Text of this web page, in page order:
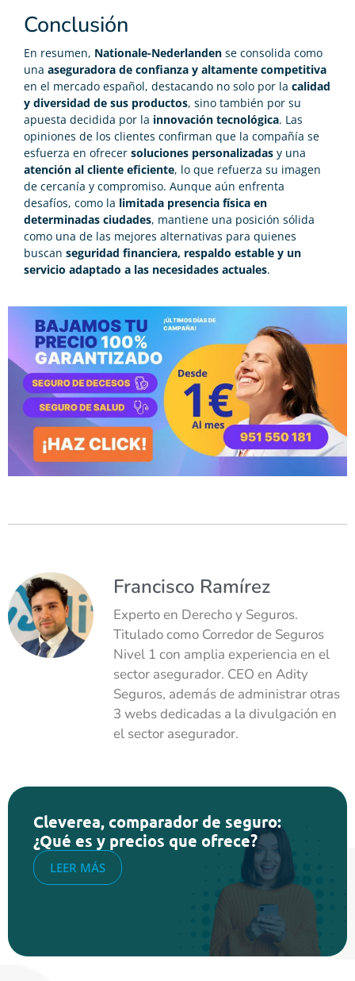
Conclusión
En resumen, Nationale-Nederlanden se consolida como
una aseguradora de confianza y altamente competitiva
en el mercado español, destacando no solo por la calidad
y diversidad de sus productos, sino también por su
apuesta decidida por la innovación tecnológica. Las
opiniones de los clientes confirman que la compañía se
esfuerza en ofrecer soluciones personalizadas y una
atención al cliente eficiente, lo que refuerza su imagen
de cercanía y compromiso. Aunque aún enfrenta
desafíos, como la limitada presencia física en
determinadas ciudades, mantiene una posición sólida
como una de las mejores alternativas para quienes
buscan seguridad financiera, respaldo estable y un
servicio adaptado a las necesidades actuales.
Francisco Ramírez
Experto en Derecho y Seguros.
Titulado como Corredor de Seguros
Nivel 1 con amplia experiencia en el
sector asegurador. CEO en Adity
Seguros, además de administrar otras
3 webs dedicadas a la divulgación en
el sector asegurador.
Cleverea, comparador de seguro:
¿Qué es y precios que ofrece?
LEER MÁS